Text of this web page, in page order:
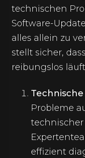
technischen
Software-
alles allein zu
stellt sicher,
reibungslos
Probleme
effizient